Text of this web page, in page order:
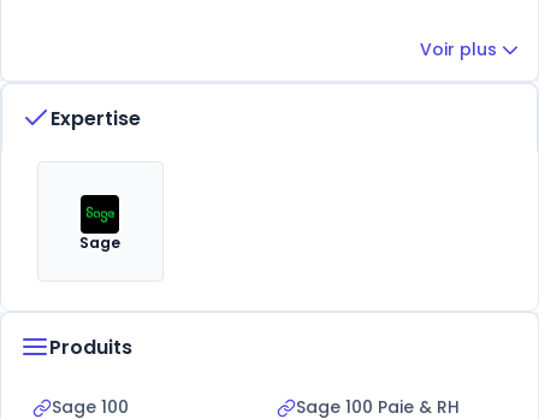
Voir plus
Expertise
Sage
Produits
Sage 100
Sage 100 Paie & RH